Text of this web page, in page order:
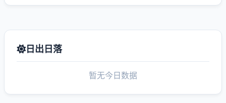
日出日落
暂无今日数据